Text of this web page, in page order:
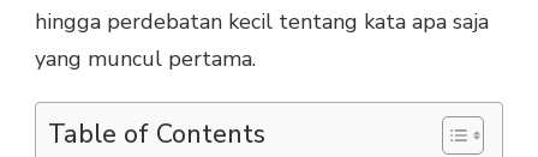
hingga perdebatan kecil tentang kata apa saja
yang muncul pertama.
Table of Contents